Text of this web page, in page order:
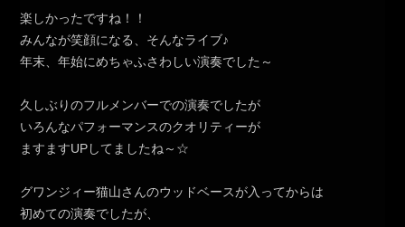
楽しかったですね！！
みんなが笑顔になる、そんなライブ♪
年末、年始にめちゃふさわしい演奏でした～
久しぶりのフルメンバーでの演奏でしたが
いろんなパフォーマンスのクオリティーが
ますますUPしてましたね～☆
グワンジィー猫山さんのウッドベースが入ってからは
初めての演奏でしたが、